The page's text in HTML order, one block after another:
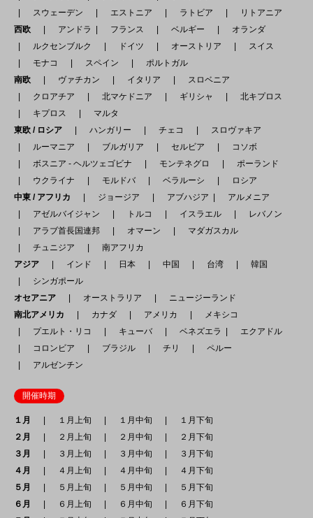
スウェーデン
エストニア ラトビア
リトアニア
西欧
アンドラ フランス ベルギー
オランダ
ルクセンブルク
ドイツ オーストリア
スイス
モナコ
スペイン
ポルトガル
南欧
ヴァチカン イタリア
スロベニア
クロアチア
北マケドニア ギリシャ
北キプロス
キプロス
マルタ
東欧 / ロシア
ハンガリー チェコ
スロヴァキア
ルーマニア
ブルガリア セルビア
コソボ
ボスニア - ヘルツェゴビナ
モンテネグロ
ポーランド
ウクライナ
モルドバ ベラルーシ
ロシア
中東 / アフリカ
ジョージア アブハジア
アルメニア
アゼルバイジャン
トルコ イスラエル
レバノン
アラブ首長国連邦
オマーン
マダガスカル
チュニジア
南アフリカ
アジア
インド 日本 中国 台湾
韓国
シンガポール
オセアニア
オーストラリア
ニュージーランド
南北アメリカ
カナダ アメリカ
メキシコ
プエルト・リコ
キューバ ベネズエラ
エクアドル
コロンビア
ブラジル チリ
ペルー
アルゼンチン
開催時期
１月 １月上旬 １月中旬
１月下旬
２月
２月上旬 ２月中旬
２月下旬
３月
３月上旬 ３月中旬
３月下旬
４月
４月上旬 ４月中旬
４月下旬
５月
５月上旬 ５月中旬
５月下旬
６月
６月上旬 ６月中旬
６月下旬